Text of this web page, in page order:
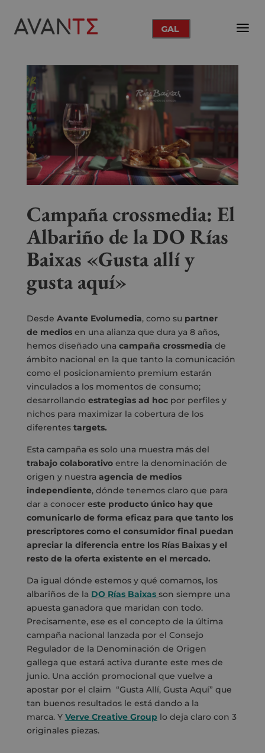
GAL
Campaña crossmedia: El
Albariño de la DO Rías
Baixas «Gusta allí y
gusta aquí»
Desde Avante Evolumedia, como su partner
de medios en una alianza que dura ya 8 años,
hemos diseñado una campaña crossmedia de
ámbito nacional en la que tanto la comunicación
como el posicionamiento premium estarán
vinculados a los momentos de consumo;
desarrollando estrategias ad hocpor perfiles y
nichos para maximizar la cobertura de los
diferentes targets.
Esta campaña es solo una muestra más del
trabajo colaborativoentre la denominación de
origen y nuestra agencia de medios
independiente, dónde tenemos claro que para
dar a conocer este producto único hay que
comunicarlo de forma eficaz para que tanto los
prescriptores como el consumidor final puedan
apreciar la diferencia entre los Rías Baixas y el
resto de la oferta existente en el mercado.
Da igual dónde estemos y qué comamos, los
albariños de la DO Rías Baixas son siempre una
apuesta ganadora que maridan con todo.
Precisamente, ese es el concepto de la última
campaña nacional lanzada por el Consejo
Regulador de la Denominación de Origen
gallega que estará activa durante este mes de
junio. Una acción promocional que vuelve a
apostar por el claim “Gusta Allí, Gusta Aquí” que
tan buenos resultados le está dando a la
marca. Y Verve Creative Group lo deja claro con 3
originales piezas.